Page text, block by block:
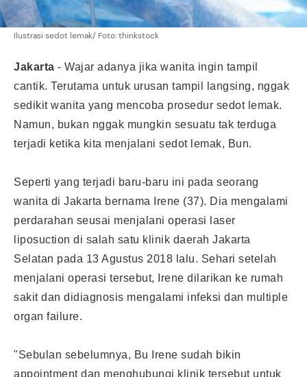
Ilustrasi sedot lemak/ Foto: thinkstock
Jakarta - Wajar adanya jika wanita ingin tampil
cantik. Terutama untuk urusan tampil langsing, nggak
sedikit wanita yang mencoba prosedur sedot lemak.
Namun, bukan nggak mungkin sesuatu tak terduga
terjadi ketika kita menjalani sedot lemak, Bun.
Seperti yang terjadi baru-baru ini pada seorang
wanita di Jakarta bernama Irene (37). Dia mengalami
perdarahan seusai menjalani operasi laser
liposuction di salah satu klinik daerah Jakarta
Selatan pada 13 Agustus 2018 lalu. Sehari setelah
menjalani operasi tersebut, Irene dilarikan ke rumah
sakit dan didiagnosis mengalami infeksi dan multiple
organ failure.
"Sebulan sebelumnya, Bu Irene sudah bikin
appointment dan menghubungi klinik tersebut untuk